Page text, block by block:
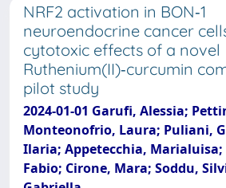
NRF2 activation in BON‑1
neuroendocrine cancer
cytotoxic effects of a novel
Ruthenium(II)‑curcumin
pilot study
2024-01-01 Garufi, Alessia;
Monteonofrio, Laura; Puliani,
Ilaria; Appetecchia,
Fabio; Cirone, Mara; Soddu,